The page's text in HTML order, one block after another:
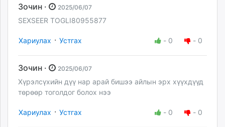
Зочин · 2025/06/07
SEXSEER TOGLI80955877
Хариулах · Устгах - 0 - 0
Зочин · 2025/06/07
Хүрэлсүхийн дүү нар арай бишээ айлын эрх хүүхдүүд
төрөөр тоголдог болох нээ
Хариулах · Устгах - 0 - 0